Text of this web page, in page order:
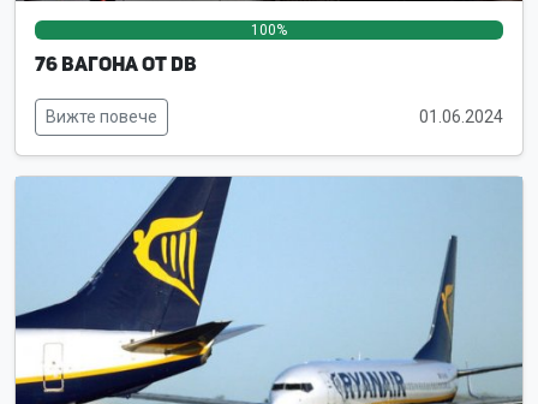
100%
76 вагона от DB
Вижте повече 01.06.2024